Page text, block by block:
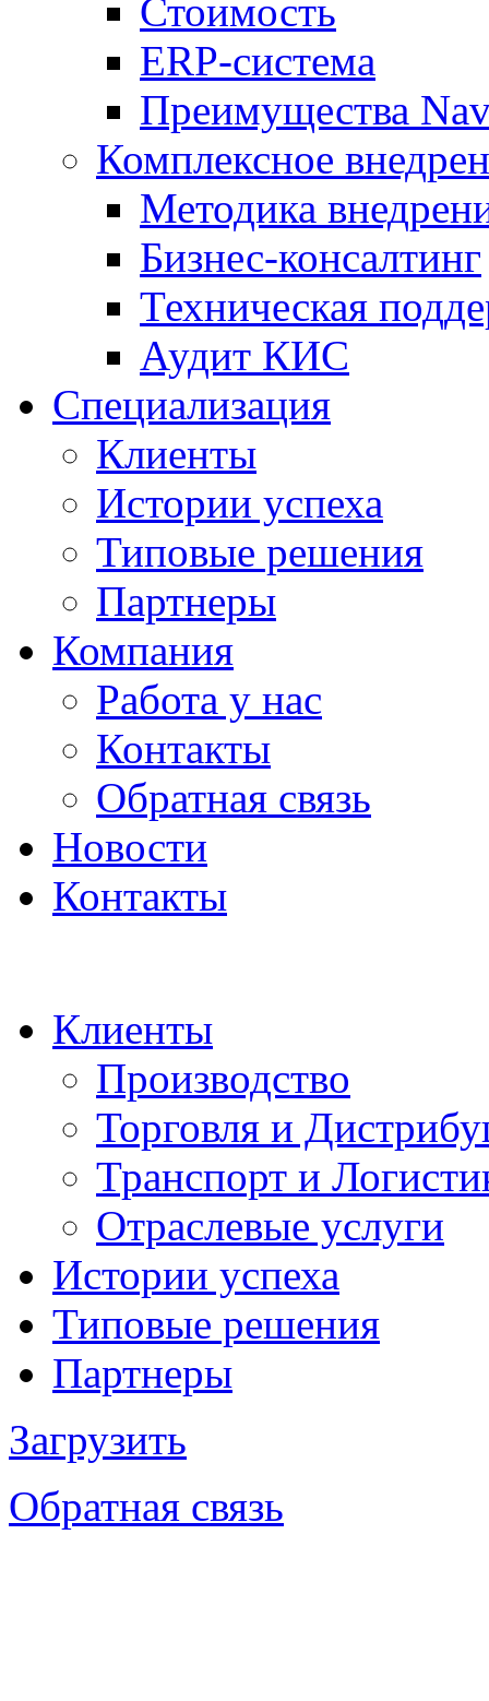
Стоимость
ERP-система
Преимущества
Комплексное
Методика
Бизнес-консалтинг
Техническая
Аудит КИС
Специализация
Клиенты
Истории успеха
Типовые решения
Партнеры
Компания
Работа у нас
Контакты
Обратная связь
Новости
Контакты
Клиенты
Производство
Торговля и
Транспорт и
Отраслевые услуги
Истории успеха
Типовые решения
Партнеры
Загрузить
Обратная связь